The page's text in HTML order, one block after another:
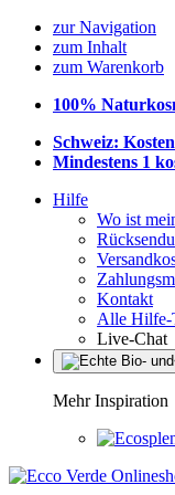
zur Navigation
zum Inhalt
zum Warenkorb
100%
Schweiz:
Mindestens 1
Hilfe
Wo ist
Kontakt
Alle Hilfe-
Live-Chat
Mehr Inspiration